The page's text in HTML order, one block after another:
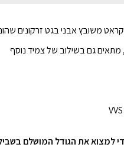
גם בשילוב של צמיד נוסף
למצוא את הגודל המושלם